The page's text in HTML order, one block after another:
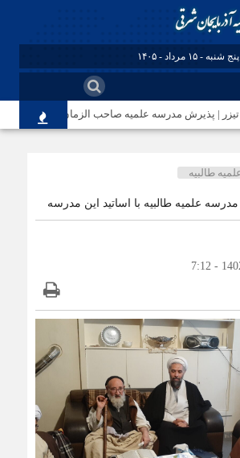
- ۱۵ مرداد - ۱۴۰۵
| پذیرش مدرسه علمیه صاحب الزمان(عج) مرند
طالبیه
مدرسه علمیه طالبیه با اساتید این مدرسه